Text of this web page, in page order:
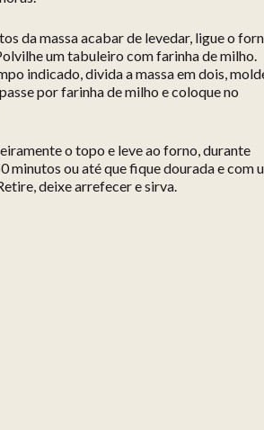
da massa acabar de levedar, ligue o
um tabuleiro com farinha de milho.
indicado, divida a massa em dois,
por farinha de milho e coloque no
o topo e leve ao forno, durante
minutos ou até que fique dourada e com
deixe arrefecer e sirva.